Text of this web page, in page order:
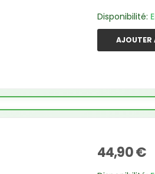
Disponibilité:
AJOUTER
44,90 €